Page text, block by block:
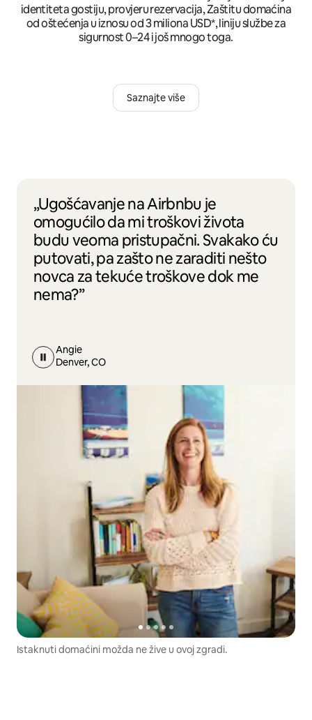
identiteta gostiju, provjeru rezervacija, Zaštitu domaćina
od oštećenja u iznosu od 3 miliona USD*, liniju službe za
sigurnost 0–24 i još mnogo toga.
Saznajte više
„Ugošćavanje na Airbnbu je
omogućilo da mi troškovi života
budu veoma pristupačni. Svakako ću
putovati, pa zašto ne zaraditi nešto
novca za tekuće troškove dok me
nema?”
Angie
Denver, CO
Istaknuti domaćini možda ne žive u ovoj zgradi.